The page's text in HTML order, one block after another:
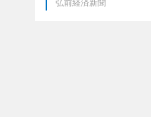
弘前経済新聞